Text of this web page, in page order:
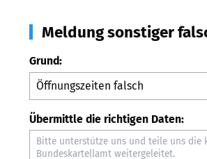
Meldung sonstiger
Grund:
Übermittle die richtigen Daten: